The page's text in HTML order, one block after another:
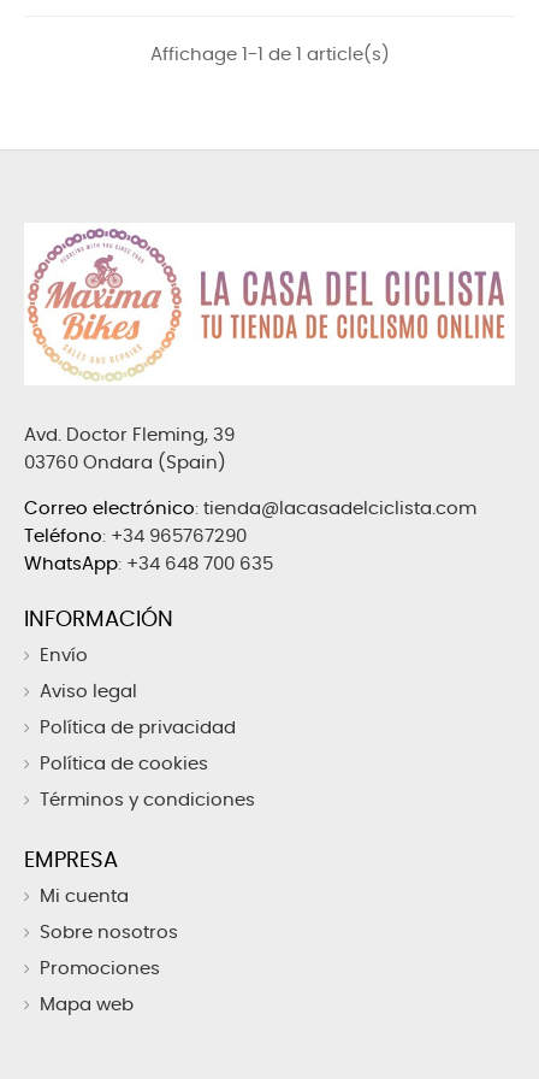
Affichage 1-1 de 1 article(s)
Avd. Doctor Fleming, 39
03760 Ondara (Spain)
Correo electrónico: tienda@lacasadelciclista.com
Teléfono: +34 965767290
WhatsApp: +34 648 700 635
INFORMACIÓN
Envío
Aviso legal
Política de privacidad
Política de cookies
Términos y condiciones
EMPRESA
Mi cuenta
Sobre nosotros
Promociones
Mapa web